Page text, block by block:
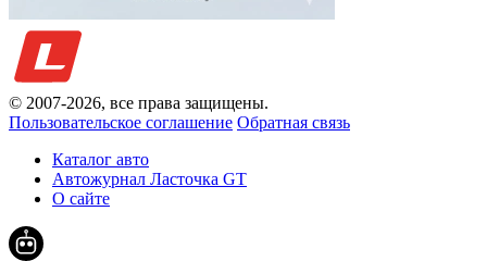
© 2007-2026, все права защищены.
Пользовательское соглашение Обратная связь
Каталог авто
Автожурнал Ласточка GT
О сайте